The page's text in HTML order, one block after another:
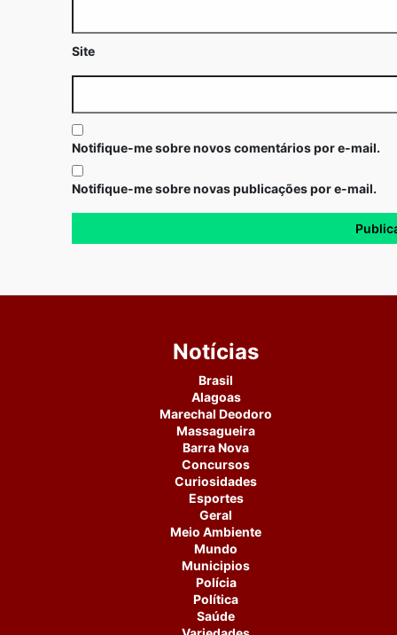
Site
Notifique-me sobre novos comentários por e-mail.
Notifique-me sobre novas publicações por e-mail.
Notícias
Brasil
Alagoas
Marechal Deodoro
Massagueira
Barra Nova
Concursos
Curiosidades
Esportes
Geral
Meio Ambiente
Mundo
Municipios
Polícia
Política
Saúde